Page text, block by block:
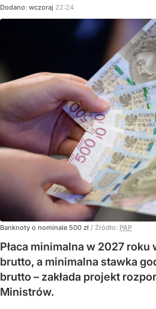
Dodano: wczoraj 22:24
Banknoty o nominale 500 zł / Źródło: PAP
Płaca minimalna w 2027 roku
brutto, a minimalna stawka
brutto – zakłada projekt
Ministrów.